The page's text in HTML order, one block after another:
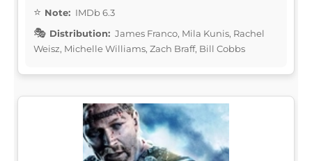
Note: IMDb 6.3
Distribution: James Franco, Mila Kunis, Rachel
Weisz, Michelle Williams, Zach Braff, Bill Cobbs